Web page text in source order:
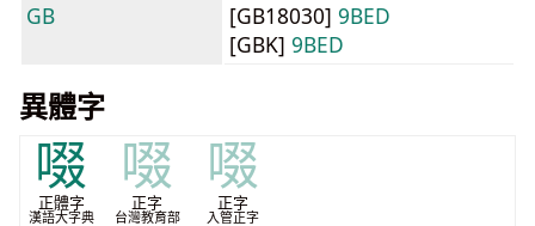
GB [GB18030] 9BED
[GBK] 9BED
異體字
啜
正體字
漢語大字典
啜
正字
台灣教育部
啜
正字
入管正字